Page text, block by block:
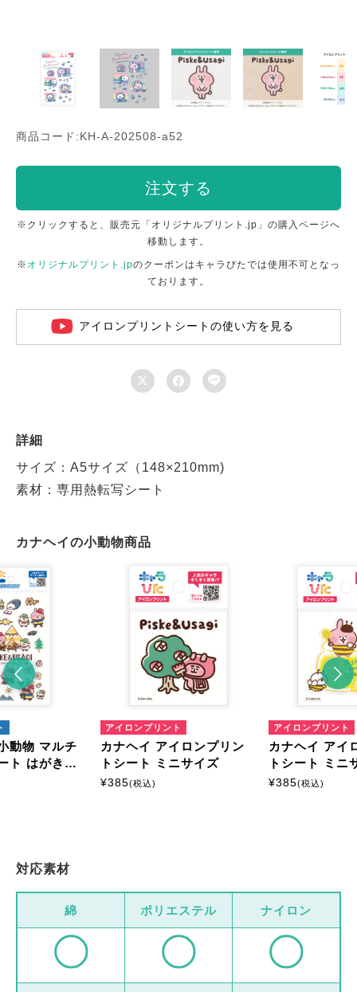
商品コード:KH-A-202508-a52
注文する
※クリックすると、販売元「オリジナルプリント.jp」の購入ページへ
移動します。
※ オリジナルプリント.jpのクーポンはキャラぴたでは使用不可となっ
ております。
アイロンプリントシートの使い方を見る
  
詳細
サイズ：A5サイズ（148×210mm)
素材：専用熱転写シート
カナヘイの小動物商品
動物 マルチ
ト はがきサ
アイロンプリント
カナヘイ アイロンプリン
トシート ミニサイズ
¥385(税込)
アイロンプリント
カナヘイ アイ
トシート ミニ
¥385(税込)
対応素材
綿 ポリエステル ナイロン